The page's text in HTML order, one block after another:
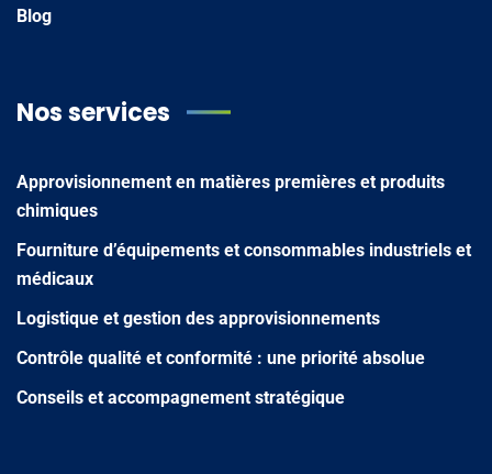
Blog
Nos services
Approvisionnement en matières premières et produits
chimiques
Fourniture d’équipements et consommables industriels et
médicaux
Logistique et gestion des approvisionnements
Contrôle qualité et conformité : une priorité absolue
Conseils et accompagnement stratégique